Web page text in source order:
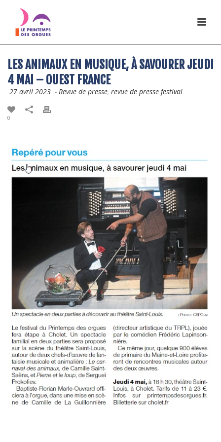
LES ANIMAUX EN MUSIQUE, À SAVOURER JEUDI
4 MAI – OUEST FRANCE
27 avril 2023 - Revue de presse, revue de presse festival
0